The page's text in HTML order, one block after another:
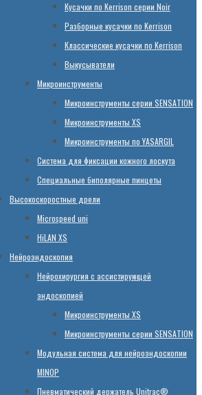
Кусачки по Kerrison серии Noir
Разборные кусачки по Kerrison
Классические кусачки по Kerrison
Выкусыватели
Микроинструменты
Микроинструменты серии SENSATION
Микроинструменты XS
Микроинструменты по YASARGIL
Система для фиксации кожного лоскута
Специальные биполярные пинцеты
Высокоскоростные дрели
Microspeed uni
HiLAN XS
Нейроэндоскопия
Нейрохирургия с ассистирующей
эндоскопией
Микроинструменты XS
Микроинструменты серии SENSATION
Модульная система для нейроэндоскопии
MINOP
Пневматический держатель Unitrac®